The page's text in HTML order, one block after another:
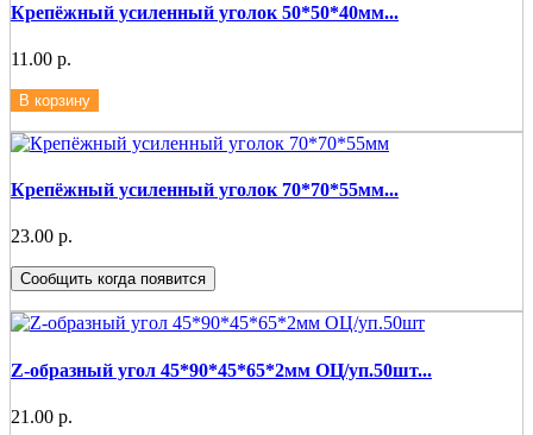
Крепёжный усиленный уголок 50*50*40мм...
11.00 р.
В корзину
Крепёжный усиленный уголок 70*70*55мм...
23.00 р.
Сообщить когда появится
Z-образный угол 45*90*45*65*2мм ОЦ/уп.50шт...
21.00 р.